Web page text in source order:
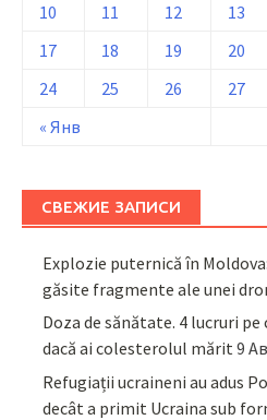
« Янв
10
11 12 13
17
18 19 20
24
25 26 27
СВЕЖИЕ ЗАПИСИ
Explozie puternică în
găsite fragmente ale unei
Doza de sănătate. 4 lucruri pe
dacă ai colesterolul mărit9
Refugiații ucraineni au adus
decât a primit Ucraina sub